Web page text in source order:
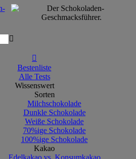


Bestenliste
Alle Tests
Wissenswert
Sorten
Milchschokolade
Dunkle Schokolade
Weiße Schokolade
70%ige Schokolade
100%ige Schokolade
Kakao
Edelkakao vs. Konsumkakao